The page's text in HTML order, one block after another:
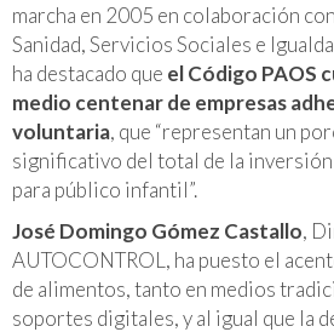
marcha en 2005 en colaboración
Sanidad, Servicios Sociales e
ha destacado que el Código PAOS
medio centenar de empresas
voluntaria, que “representan un
significativo del total de la
para público infantil”.
José Domingo Gómez Castallo,
AUTOCONTROL, ha puesto el
de alimentos, tanto en medios
soportes digitales, y al igual que la